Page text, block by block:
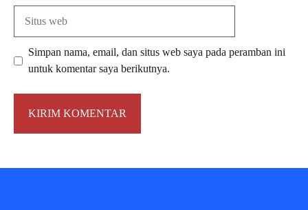
Simpan nama, email, dan situs web saya pada peramban ini
untuk komentar saya berikutnya.